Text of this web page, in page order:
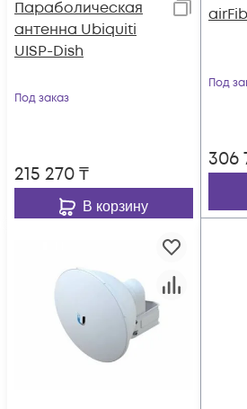
Параболическая
антенна Ubiquiti
UISP-Dish
Под заказ
215 270₸
В корзину
Под
306